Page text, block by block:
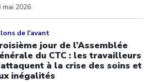
mai 2026
de l'avant
jour de l’Assemblée
du CTC : les travailleurs
à la crise des soins et
inégalités